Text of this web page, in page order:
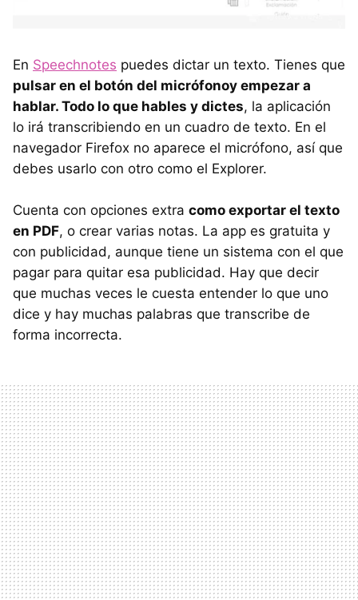
En Speechnotes puedes dictar un texto. Tienes que
pulsar en el botón del micrófonoy empezar a
hablar. Todo lo que hables y dictes, la aplicación
lo irá transcribiendo en un cuadro de texto. En el
navegador Firefox no aparece el micrófono, así que
debes usarlo con otro como el Explorer.
Cuenta con opciones extra como exportar el texto
en PDF, o crear varias notas. La app es gratuita y
con publicidad, aunque tiene un sistema con el que
pagar para quitar esa publicidad. Hay que decir
que muchas veces le cuesta entender lo que uno
dice y hay muchas palabras que transcribe de
forma incorrecta.